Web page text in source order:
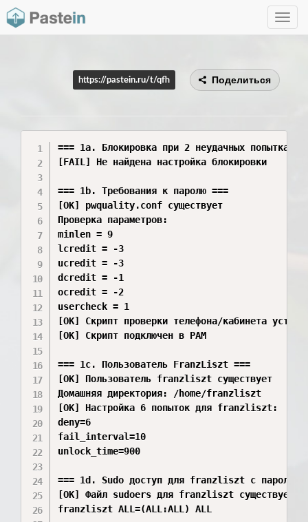
Toggle
https://pastein.ru/t/qfh Поделиться
=== 1a. Блокировка при 2 неудачных попытках
[FAIL] Не найдена настройка блокировки
=== 1b. Требования к паролю ===
[OK] pwquality.conf существует
Проверка параметров:
minlen = 9
lcredit = -3
ucredit = -3
dcredit = -1
ocredit = -2
usercheck = 1
[OK] Скрипт проверки телефона/кабинета
[OK] Скрипт подключен в PAM
=== 1c. Пользователь FranzLiszt ===
[OK] Пользователь franzliszt существует
Домашняя директория: /home/franzliszt
[OK] Настройка 6 попыток для franzliszt:
deny=6
fail_interval=10
unlock_time=900
=== 1d. Sudo доступ для franzliszt с паролем
[OK] Файл sudoers для franzliszt существует:
franzliszt ALL=(ALL:ALL) ALL